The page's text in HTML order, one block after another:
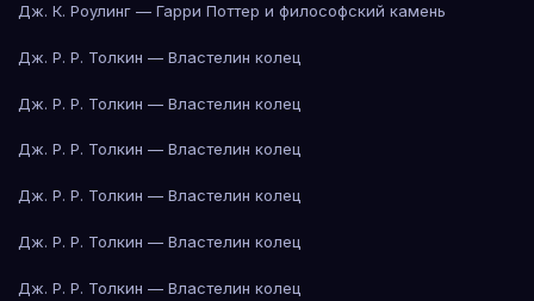
Дж. К. Роулинг — Гарри Поттер и философский камень
Дж. Р. Р. Толкин — Властелин колец
Дж. Р. Р. Толкин — Властелин колец
Дж. Р. Р. Толкин — Властелин колец
Дж. Р. Р. Толкин — Властелин колец
Дж. Р. Р. Толкин — Властелин колец
Дж. Р. Р. Толкин — Властелин колец